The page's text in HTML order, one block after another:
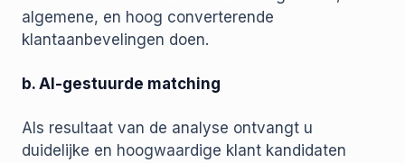
algemene, en hoog converterende
klantaanbevelingen doen.
b. AI-gestuurde matching
Als resultaat van de analyse ontvangt u
duidelijke en hoogwaardige klant kandidaten